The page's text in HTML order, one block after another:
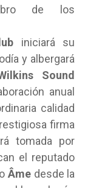
de los
iniciará su
y albergará
Sound
anual
calidad
firma
tomada por
el reputado
Âmedesde la